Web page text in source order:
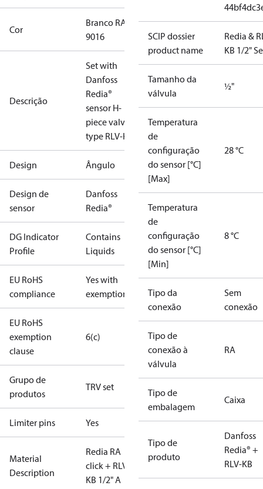
Cor
Branco RAL
9016
Descrição
Set with
Danfoss
Redia®
sensor H-
piece valve,
type RLV-KB.
Design Ângulo
Design de
sensor
Danfoss
Redia®
DG Indicator
Profile
Contains
Liquids
EU RoHS
compliance
Yes with
exemptions
EU RoHS
exemption
clause
6(c)
Grupo de
produtos
TRV set
Limiter pins Yes
Material
Description
Redia RA
click + RLV-
KB 1/2" A
SCIP dossier
product name
Redia &
KB 1/2"
Tamanho da
válvula
½"
Temperatura
de
configuração
do sensor [°C]
[Max]
28 °C
Temperatura
de
configuração
do sensor [°C]
[Min]
8 °C
Tipo da
conexão
Sem
conexão
Tipo de
conexão à
válvula
RA
Tipo de
embalagem
Caixa
Tipo de
produto
Danfoss
Redia® +
RLV-KB